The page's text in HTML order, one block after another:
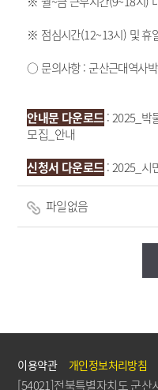
※ 점심시간(12~13시) 및 휴
○ 문의사항 : 군산근대역사
안내문 다운로드:2025_박
모집_안내
신청서 다운로드:2025_시
파일없음
이용약관 개인정보처리방침
[54021]전북특별자치도 군산